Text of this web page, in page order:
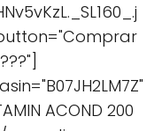
ACOND 200